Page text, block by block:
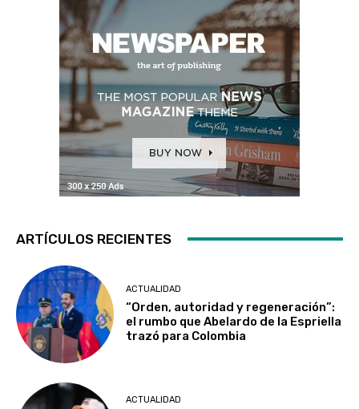
ARTÍCULOS RECIENTES
ACTUALIDAD
“Orden, autoridad y regeneración”:
el rumbo que Abelardo de la Espriella
trazó para Colombia
ACTUALIDAD